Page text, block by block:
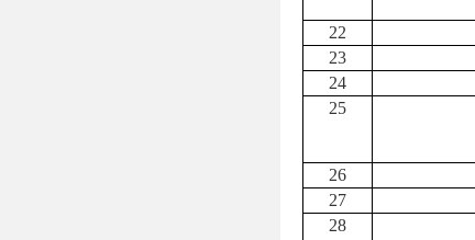
22
23
24
25
26
27
28